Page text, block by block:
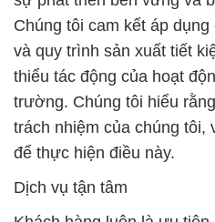
trách nhiệm của chúng tôi,
để thực hiện điều này.
Dịch vụ tận tâm
Khách hàng luôn là ưu
Hóa chất Đắc Trường
khách hàng của chúng tôi
trong việc tư vấn, giải đáp
bạn có trải nghiệm mua